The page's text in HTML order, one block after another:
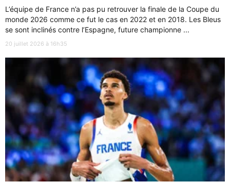
L’équipe de France n’a pas pu retrouver la finale de la Coupe du
monde 2026 comme ce fut le cas en 2022 et en 2018. Les Bleus
se sont inclinés contre l’Espagne, future championne ...
20 juillet 2026 à 16h35